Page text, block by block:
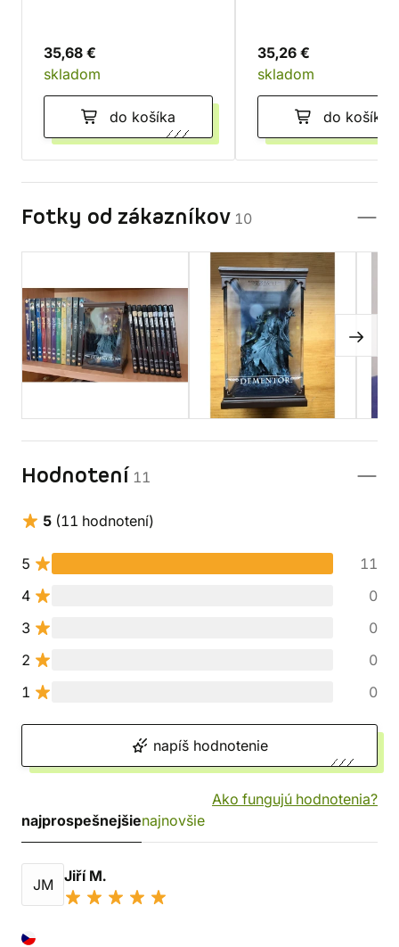
35,68 €
skladom
do košíka
35,26 €
skladom
do košíka
Fotky od zákazníkov 10
Hodnotení 11
5 (11 hodnotení)
5
11
4
0
3
0
2
0
1
0
napíš hodnotenie
Ako fungujú hodnotenia?
najprospešnejšienajnovšie
JM Jiří M.